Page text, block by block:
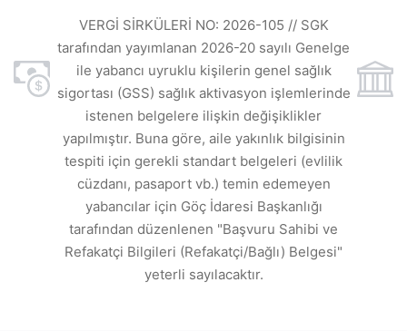
VERGİ SİRKÜLERİ NO: 2026-105 // SGK
tarafından yayımlanan 2026-20 sayılı Genelge
ile yabancı uyruklu kişilerin genel sağlık
sigortası (GSS) sağlık aktivasyon işlemlerinde
istenen belgelere ilişkin değişiklikler
yapılmıştır. Buna göre, aile yakınlık bilgisinin
tespiti için gerekli standart belgeleri (evlilik
cüzdanı, pasaport vb.) temin edemeyen
yabancılar için Göç İdaresi Başkanlığı
tarafından düzenlenen "Başvuru Sahibi ve
Refakatçi Bilgileri (Refakatçi/Bağlı) Belgesi"
yeterli sayılacaktır.